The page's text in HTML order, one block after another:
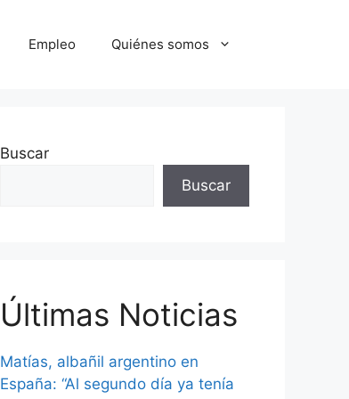
Empleo Quiénes somos
Buscar
Buscar
Últimas Noticias
Matías, albañil argentino en
España: “Al segundo día ya tenía